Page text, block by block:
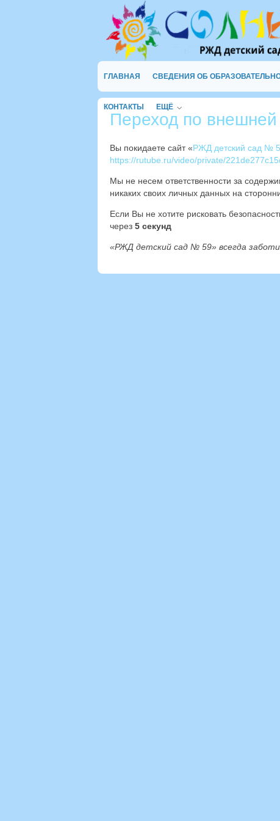
ГЛАВНАЯ СВЕДЕНИЯ ОБ
КОНТАКТЫ ЕЩЁ
Переход по внешней
Вы покидаете сайт «РЖД детский сад №
https://rutube.ru/video/private/
Мы не несем ответственности за
никаких своих личных данных на
Если Вы не хотите рисковать
через 4 секунд
«РЖД детский сад № 59» всегда